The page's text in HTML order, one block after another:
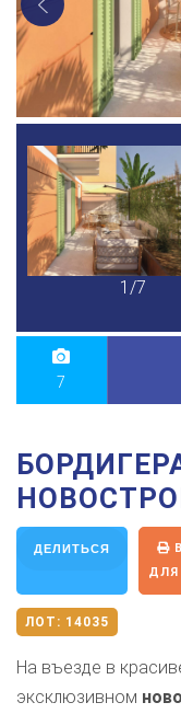
1/7
7
ДЕЛИТЬСЯ
ДЛЯ
ЛОТ: 14035
На въезде в
эксклюзивном